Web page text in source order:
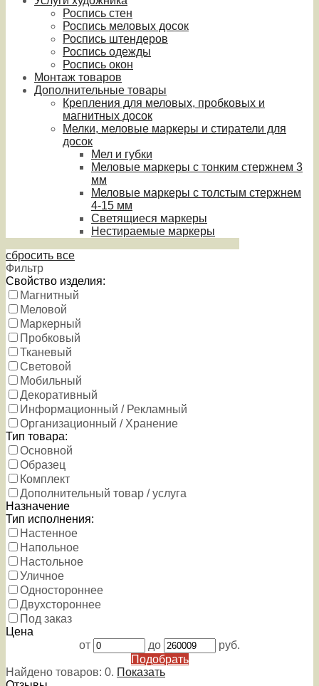
Роспись стен
Роспись меловых досок
Роспись штендеров
Роспись одежды
Роспись окон
Монтаж товаров
Дополнительные товары
Крепления для меловых, пробковых и
магнитных досок
Мелки, меловые маркеры и стиратели для
досок
Мел и губки
Меловые маркеры с тонким стержнем 3
мм
Меловые маркеры с толстым стержнем
4-15 мм
Светящиеся маркеры
Нестираемые маркеры
сбросить все
Фильтр
Свойство изделия:
Магнитный
Меловой
Маркерный
Пробковый
Тканевый
Световой
Мобильный
Декоративный
Информационный / Рекламный
Организационный / Хранение
Тип товара:
Основной
Образец
Комплект
Дополнительный товар / услуга
Назначение
Тип исполнения:
Настенное
Напольное
Настольное
Уличное
Одностороннее
Двухстороннее
Под заказ
Цена
от
до
руб.
Подобрать
Найдено товаров: 0. Показать